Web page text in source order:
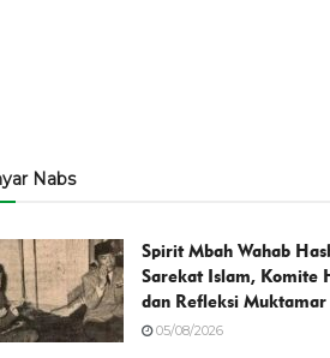
Nabs
Spirit Mbah Wahab
Sarekat Islam, Komite
dan Refleksi
05/08/2026